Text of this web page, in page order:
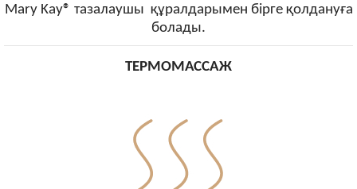
Mary Kay® тазалаушы құралдарымен бірге қолдануға
болады.
ТЕРМОМАССАЖ